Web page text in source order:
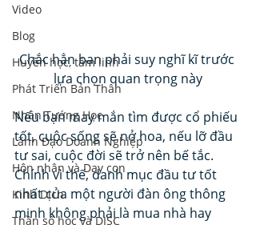
Video
Blog
Huyền học, tâm linh
Phát Triển Bản Thân
Nhân Tướng Học
Lãnh Đạo Doanh Nghiệp
Hôn nhân và Dạy con
Kinh Dịch
Thần số học và DISC
Chắc hẳn bạn phải suy nghĩ kĩ trước
lựa chọn quan trọng này
Nếu bạn may mắn tìm được cổ phiếu
tốt, cuộc sống sẽ nở hoa, nếu lỡ đầu
tư sai, cuộc đời sẽ trở nên bế tắc.
Chính vì thế, danh mục đầu tư tốt
nhất của một người đàn ông thông
minh không phải là mua nhà hay